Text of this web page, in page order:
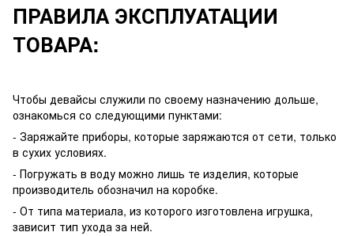
ПРАВИЛА ЭКСПЛУАТАЦИИ
ТОВАРА:
Чтобы девайсы служили по своему назначению дольше,
ознакомься со следующими пунктами:
- Заряжайте приборы, которые заряжаются от сети, только
в сухих условиях.
- Погружать в воду можно лишь те изделия, которые
производитель обозначил на коробке.
- От типа материала, из которого изготовлена игрушка,
зависит тип ухода за ней.